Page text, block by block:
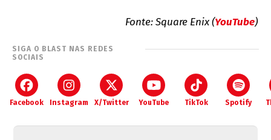
Fonte: Square Enix (YouTube)
SIGA O BLAST NAS REDES
SOCIAIS
Facebook Instagram X/Twitter YouTube TikTok Spotify